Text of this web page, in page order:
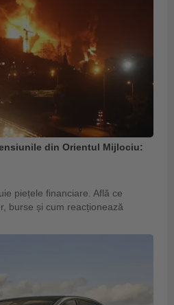
din Orientul Mijlociu:
piețele financiare. Află ce
burse și cum reacționează